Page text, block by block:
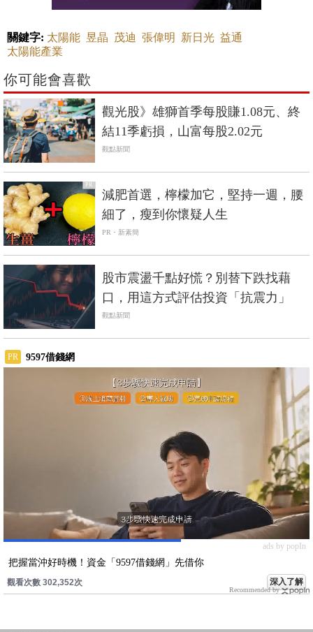
關鍵字: 太陽能 昱晶 茂迪 張偉明 新日光 益通
太陽能產業
你可能會喜歡
觀光股》雄獅首季每股賺1.08元、終
結11季虧損，山富每股2.02元
觀點新聞
PR
減肥首選，檸檬加它，堅持一週，腰
細了，瘦到你懷疑人生
PR・新素簡
股市震盪千點好慌？別替下跌找藉
口，用這方式評估投資「抗震力」
觀點新聞
PR 9597借錢網
ads by popIn
把握當沖好時機！資金「9597借錢網」先借你
觀看次數 302,352次 深入了解
Recommended by